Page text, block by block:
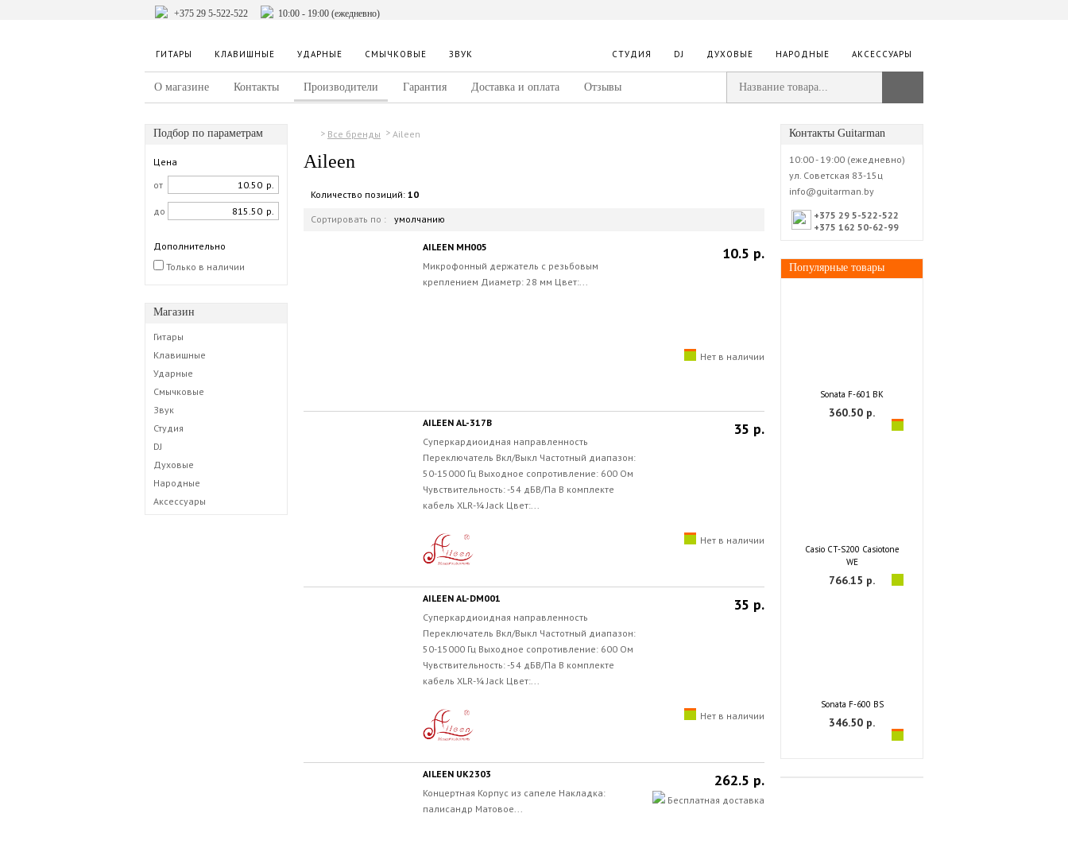
+375 29 5-522-522 10:00 - 19:00 (ежедневно)
ГИТАРЫ КЛАВИШНЫЕ УДАРНЫЕ СМЫЧКОВЫЕ ЗВУК СТУДИЯ DJ ДУХОВЫЕ НАРОДНЫЕ АКСЕССУАРЫ
О магазине Контакты Производители Гарантия Доставка и оплата Отзывы
Подбор по параметрам
Цена
от
р.
до р.
Дополнительно
Только в наличии
Магазин
Гитары
Клавишные
Ударные
Смычковые
Звук
Студия
DJ
Духовые
Народные
Аксессуары
Все бренды Aileen
Aileen
Количество позиций: 10
Сортировать по : умолчанию
AILEEN MH005
Микрофонный держатель с резьбовым
креплением Диаметр: 28 мм Цвет:...
10.5 р.
Нет в наличии
AILEEN AL-317B
Суперкардиоидная направленность
Переключатель Вкл/Выкл Частотный диапазон:
50-15000 Гц Выходное сопротивление: 600 Ом
Чувствительность: -54 дБВ/Па В комплекте
кабель XLR-¼ Jack Цвет:...
35 р.
Нет в наличии
AILEEN AL-DM001
Суперкардиоидная направленность
Переключатель Вкл/Выкл Частотный диапазон:
50-15000 Гц Выходное сопротивление: 600 Ом
Чувствительность: -54 дБВ/Па В комплекте
кабель XLR-¼ Jack Цвет:...
35 р.
Нет в наличии
AILEEN UK2303
Концертная Корпус из сапеле Накладка:
палисандр Матовое...
262.5 р.
Бесплатная доставка
Контакты Guitarman
10:00 - 19:00 (ежедневно)
ул. Советская 83-15ц
info@guitarman.by
+375 29 5-522-522
+375 162 50-62-99
Популярные товары
Sonata F-601 BK
360.50 р.
Casio CT-S200 Casiotone
WE
766.15 р.
Sonata F-600 BS
346.50 р.